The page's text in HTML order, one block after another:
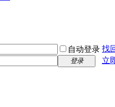
自动登录 找
登录 立